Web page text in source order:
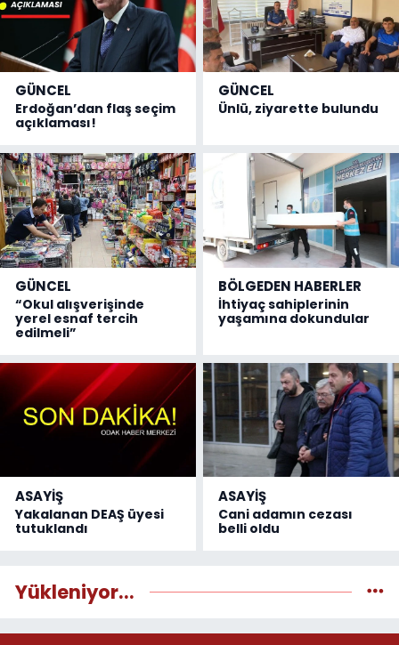
GÜNCEL
Erdoğan’dan flaş seçim
açıklaması!
GÜNCEL
Ünlü, ziyarette bulundu
GÜNCEL
“Okul alışverişinde
yerel esnaf tercih
edilmeli”
BÖLGEDEN HABERLER
İhtiyaç sahiplerinin
yaşamına dokundular
ASAYİŞ
Yakalanan DEAŞ üyesi
tutuklandı
ASAYİŞ
Cani adamın cezası
belli oldu
Yükleniyor...